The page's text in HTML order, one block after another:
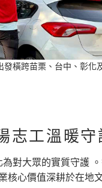
橫跨苗栗、台中、彰化
志工溫暖守
對大眾的實質守護
核心價值深耕於在地